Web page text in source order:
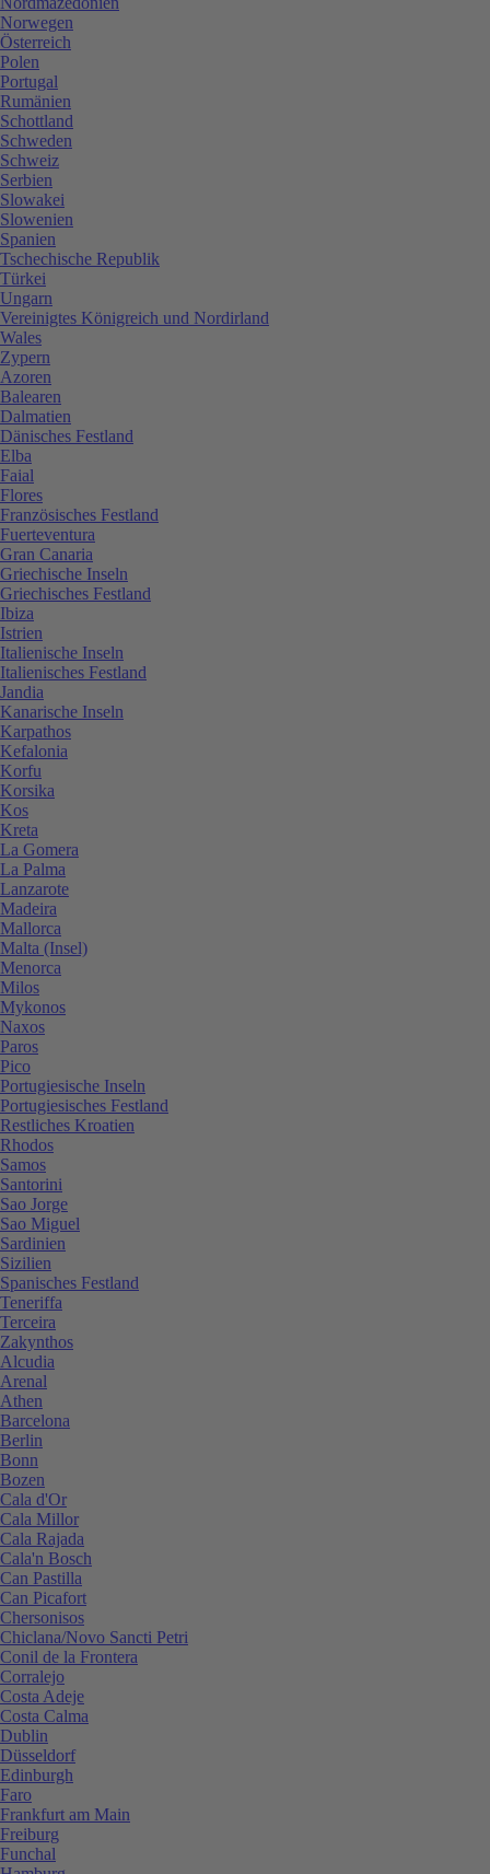
Norwegen
Österreich
Polen
Portugal
Rumänien
Schottland
Schweden
Schweiz
Serbien
Slowakei
Slowenien
Spanien
Tschechische Republik
Türkei
Ungarn
Vereinigtes Königreich und Nordirland
Wales
Zypern
Azoren
Balearen
Dalmatien
Dänisches Festland
Elba
Faial
Flores
Französisches Festland
Fuerteventura
Gran Canaria
Griechische Inseln
Griechisches Festland
Ibiza
Istrien
Italienische Inseln
Italienisches Festland
Jandia
Kanarische Inseln
Karpathos
Kefalonia
Korfu
Korsika
Kos
Kreta
La Gomera
La Palma
Lanzarote
Madeira
Mallorca
Malta (Insel)
Menorca
Milos
Mykonos
Naxos
Paros
Pico
Portugiesische Inseln
Portugiesisches Festland
Restliches Kroatien
Rhodos
Samos
Santorini
Sao Jorge
Sao Miguel
Sardinien
Sizilien
Spanisches Festland
Teneriffa
Terceira
Zakynthos
Alcudia
Arenal
Athen
Barcelona
Berlin
Bonn
Bozen
Cala d'Or
Cala Millor
Cala Rajada
Cala'n Bosch
Can Pastilla
Can Picafort
Chersonisos
Chiclana/Novo Sancti Petri
Conil de la Frontera
Corralejo
Costa Adeje
Costa Calma
Dublin
Düsseldorf
Edinburgh
Faro
Frankfurt am Main
Freiburg
Funchal